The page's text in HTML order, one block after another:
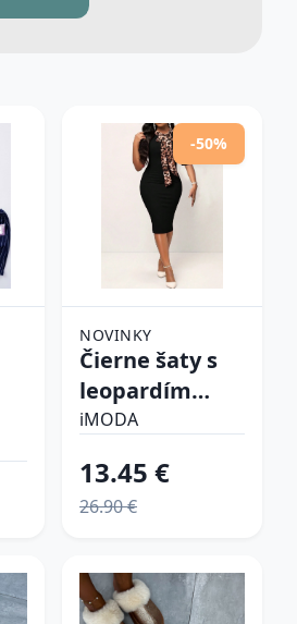
-50%
NOVINKY
Čierne šaty s
leopardím
vzorom
iMODA
13.45 €
26.90 €